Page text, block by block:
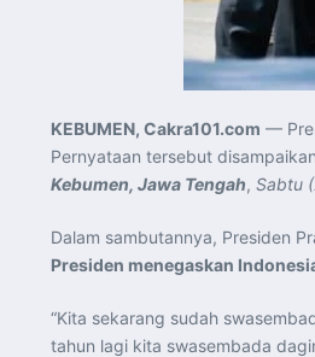
KEBUMEN, Cakra101.com —
Pernyataan tersebut
Kebumen, Jawa Tengah, Sabtu
Dalam sambutannya, Presiden
Presiden menegaskan
“Kita sekarang sudah
tahun lagi kita swasembada